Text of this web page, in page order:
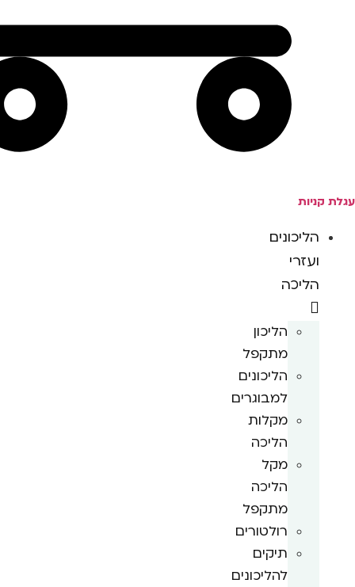
עגלת קניות
הליכונים
ועזרי
הליכה
הליכון
מתקפל
הליכונים
למבוגרים
מקלות
הליכה
מקל
הליכה
מתקפל
רולטורים
תיקים
להליכונים